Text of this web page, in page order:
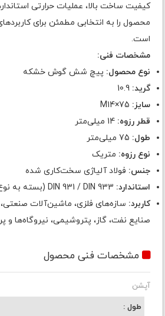
کیفیت ساخت بالا، عملیات حرارتی
محصول را به انتخابی مطمئن برای
است.
مشخصات فنی:
نوع محصول: پیچ شش گوش خشکه
گرید: 10.9
سایز:
قطر رزوه: 14 میلی‌متر
طول:
نوع رزوه: متریک
جنس: فولاد آلیاژی سخت‌کاری شده
استاندارد:
کاربرد: سازه‌های فلزی، ماشین‌آلات
صنایع نفت، گاز، پتروشیمی، نیروگاه‌ها و
مشخصات فنی محصول
آپشن
طول